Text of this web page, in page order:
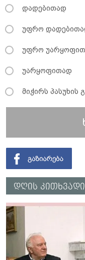
დადებითად
უფრო
უფრო
უარყოფითად
მიჭირს პასუხის
დღის